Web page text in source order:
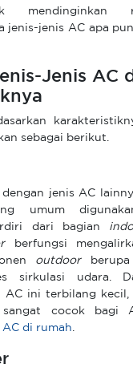
mendinginkan
jenis-jenis AC apa
Jenis AC
sebagai berikut.
jenis AC
umum
dari bagian
berfungsi
outdoor
sirkulasi udara.
AC ini terbilang
cocok bagi
di rumah